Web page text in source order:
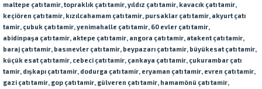
maltepe çatı tamir, topraklık çatı tamir, yıldız çatı tamir, kavacık çatı tamir,
keçiören çatı tamir, kızılcahamam çatı tamir, pursaklar çatı tamir, akyurtçatı
tamir, çubuk çatı tamir, yenimahalle çatı tamir, 60 evler çatı tamir,
abidinpaşa çatı tamir, aktepe çatı tamir, angora çatı tamir, atakentçatı tamir,
baraj çatı tamir, basınevler çatı tamir, beypazarı çatı tamir, büyükesatçatı tamir,
küçük esatçatı tamir, cebeci çatı tamir, çankaya çatı tamir, çukurambar çatı
tamir, dışkapı çatı tamir, dodurga çatı tamir, eryaman çatı tamir, evren çatı tamir,
gazi çatı tamir, gop çatı tamir, gülveren çatı tamir, hamamönü çatı tamir,